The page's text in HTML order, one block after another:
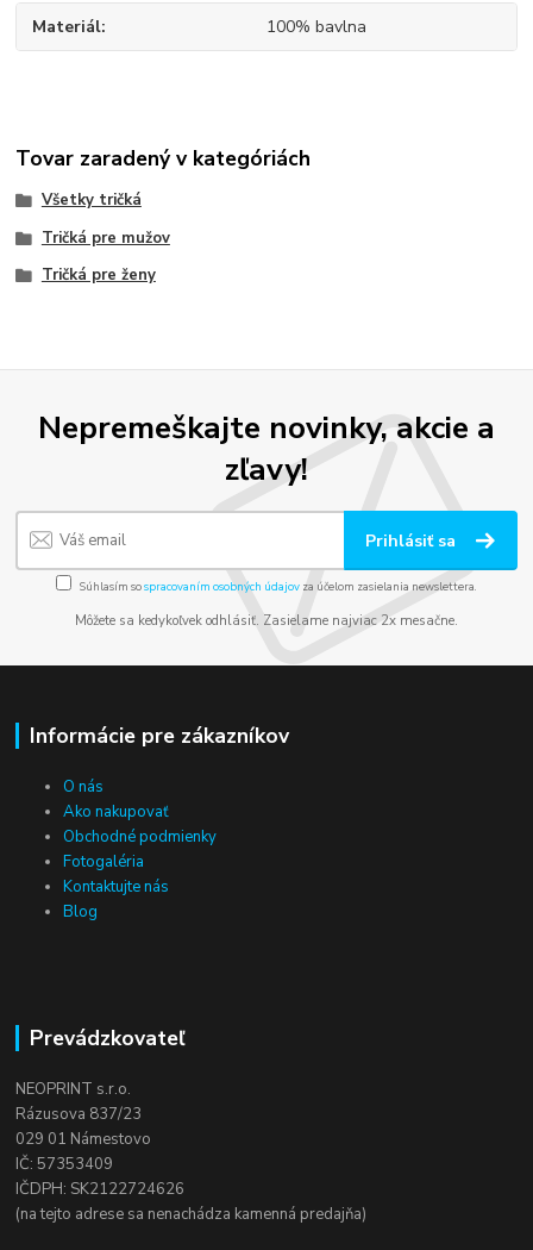
Materiál 100% bavlna
Tovar zaradený v kategóriách
Všetky tričká
Tričká pre mužov
Tričká pre ženy
Nepremeškajte novinky, akcie a
zľavy!
Prihlásiť sa
Súhlasím sospracovaním osobných údajov za účelom zasielania newslettera.
Môžete sa kedykoľvek odhlásiť. Zasielame najviac 2x mesačne.
Informácie pre zákazníkov
O nás
Ako nakupovať
Obchodné podmienky
Fotogaléria
Kontaktujte nás
Blog
Prevádzkovateľ
NEOPRINT s.r.o.
Rázusova 837/23
029 01 Námestovo
IČ: 57353409
IČDPH: SK2122724626
(na tejto adrese sa nenachádza kamenná predajňa)